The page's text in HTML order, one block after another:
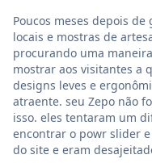
Poucos meses depois
locais e mostras de
procurando uma
mostrar aos visitantes a
designs leves e
atraente. seu Zepo não
isso. eles tentaram um
encontrar o powr slider
do site e eram